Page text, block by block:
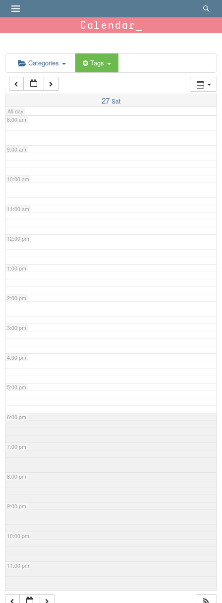
Calendar
Categories Tags
27 Sat
All-day
6:00 am
7:00 am
8:00 am
9:00 am
10:00 am
11:00 am
12:00 pm
1:00 pm
2:00 pm
3:00 pm
4:00 pm
5:00 pm
6:00 pm
7:00 pm
8:00 pm
9:00 pm
10:00 pm
11:00 pm